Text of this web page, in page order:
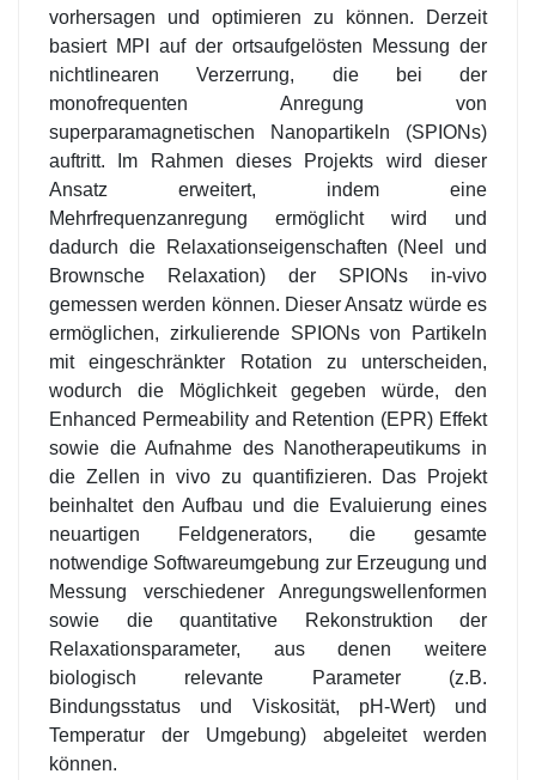
vorhersagen und optimieren zu können. Derzeit
basiert MPI auf der ortsaufgelösten Messung der
nichtlinearen Verzerrung, die bei der
monofrequenten Anregung von
superparamagnetischen Nanopartikeln (SPIONs)
auftritt. Im Rahmen dieses Projekts wird dieser
Ansatz erweitert, indem eine
Mehrfrequenzanregung ermöglicht wird und
dadurch die Relaxationseigenschaften (Neel und
Brownsche Relaxation) der SPIONs in-vivo
gemessen werden können. Dieser Ansatz würde es
ermöglichen, zirkulierende SPIONs von Partikeln
mit eingeschränkter Rotation zu unterscheiden,
wodurch die Möglichkeit gegeben würde, den
Enhanced Permeability and Retention (EPR) Effekt
sowie die Aufnahme des Nanotherapeutikums in
die Zellen in vivo zu quantifizieren. Das Projekt
beinhaltet den Aufbau und die Evaluierung eines
neuartigen Feldgenerators, die gesamte
notwendige Softwareumgebung zur Erzeugung und
Messung verschiedener Anregungswellenformen
sowie die quantitative Rekonstruktion der
Relaxationsparameter, aus denen weitere
biologisch relevante Parameter (z.B.
Bindungsstatus und Viskosität, pH-Wert) und
Temperatur der Umgebung) abgeleitet werden
können.